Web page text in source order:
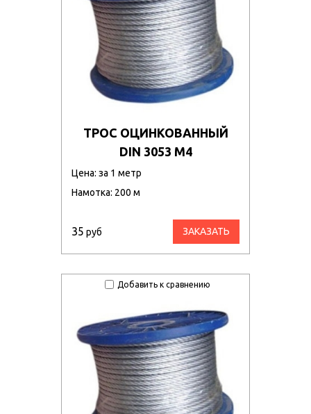
ТРОС ОЦИНКОВАННЫЙ
DIN 3053 М4
Цена: за 1 метр
Намотка: 200 м
35 руб ЗАКАЗАТЬ
Добавить к сравнению